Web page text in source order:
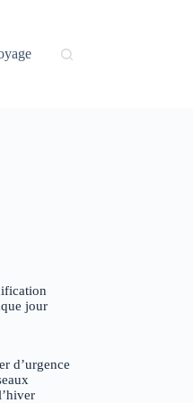
jour
d’urgence